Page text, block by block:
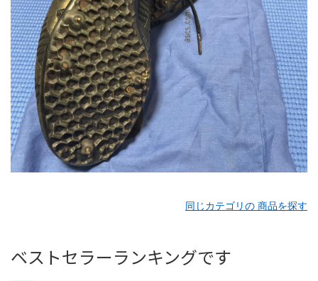
同じカテゴリの 商品を探す
ベストセラーランキングです